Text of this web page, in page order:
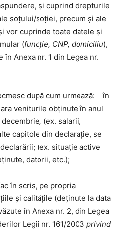
şi cuprind drepturile
soţului/soţiei, precum şi ale
vor cuprinde toate datele și
(funcție, CNP, domiciliu),
Anexa nr. 1 din Legea nr.
după cum urmează: în
veniturile obținute în anul
, (ex. salarii,
capitole din declaraţie, se
(ex. situație active
datorii, etc.);
în scris, pe propria
şi calitățile (deținute la data
în Anexa nr. 2, din Legea
Legii nr. 161/2003 privind